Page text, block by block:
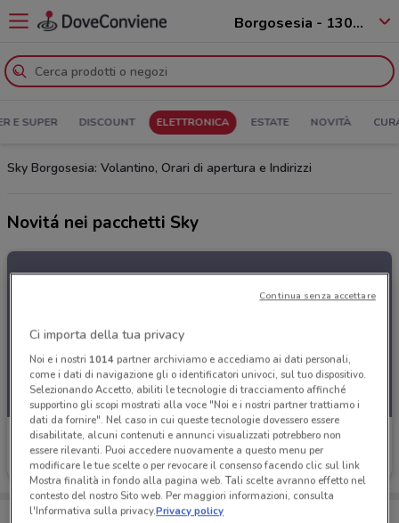
Borgosesia - 13011
E SUPER DISCOUNT ELETTRONICA ESTATE NOVITÀ
Sky Borgosesia: Volantino, Orari di apertura e Indirizzi
Novitá nei pacchetti Sky
Sky
Scade il 16/08 22.2 km
Porta DoveConviene sempre con te!
Ci importa della tua privacy
Noi e i nostri 1014partner archiviamo e accediamo ai dati personali,
come i dati di navigazione gli o identificatori univoci, sul tuo dispositivo.
Selezionando Accetto, abiliti le tecnologie di tracciamento affinché
supportino gli scopi mostrati alla voce "Noi e i nostri partner trattiamo i
dati da fornire". Nel caso in cui queste tecnologie dovessero essere
disabilitate, alcuni contenuti e annunci visualizzati potrebbero non
essere rilevanti. Puoi accedere nuovamente a questo menu per
modificare le tue scelte o per revocare il consenso facendo clic sul link
Mostra finalità in fondo alla pagina web. Tali scelte avranno effetto nel
contesto del nostro Sito web. Per maggiori informazioni, consulta
l'Informativa sulla privacy.Privacy policy
Continua senza accettare